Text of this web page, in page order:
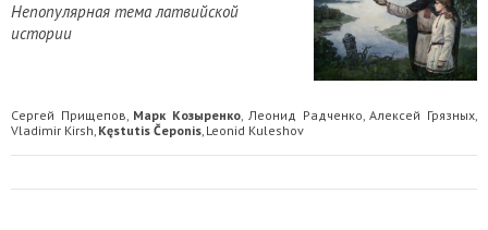
Непопулярная тема латвийской
истории
Сергей Прищепов, Марк Козыренко, Леонид Радченко,Алексей Грязных,
Vladimir Kirsh, Kęstutis Čeponis, Leonid Kuleshov